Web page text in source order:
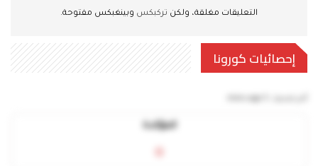
التعليقات مغلقة، ولكن تركبكس وبينغبكس مفتوحة.
إحصائيات كورونا